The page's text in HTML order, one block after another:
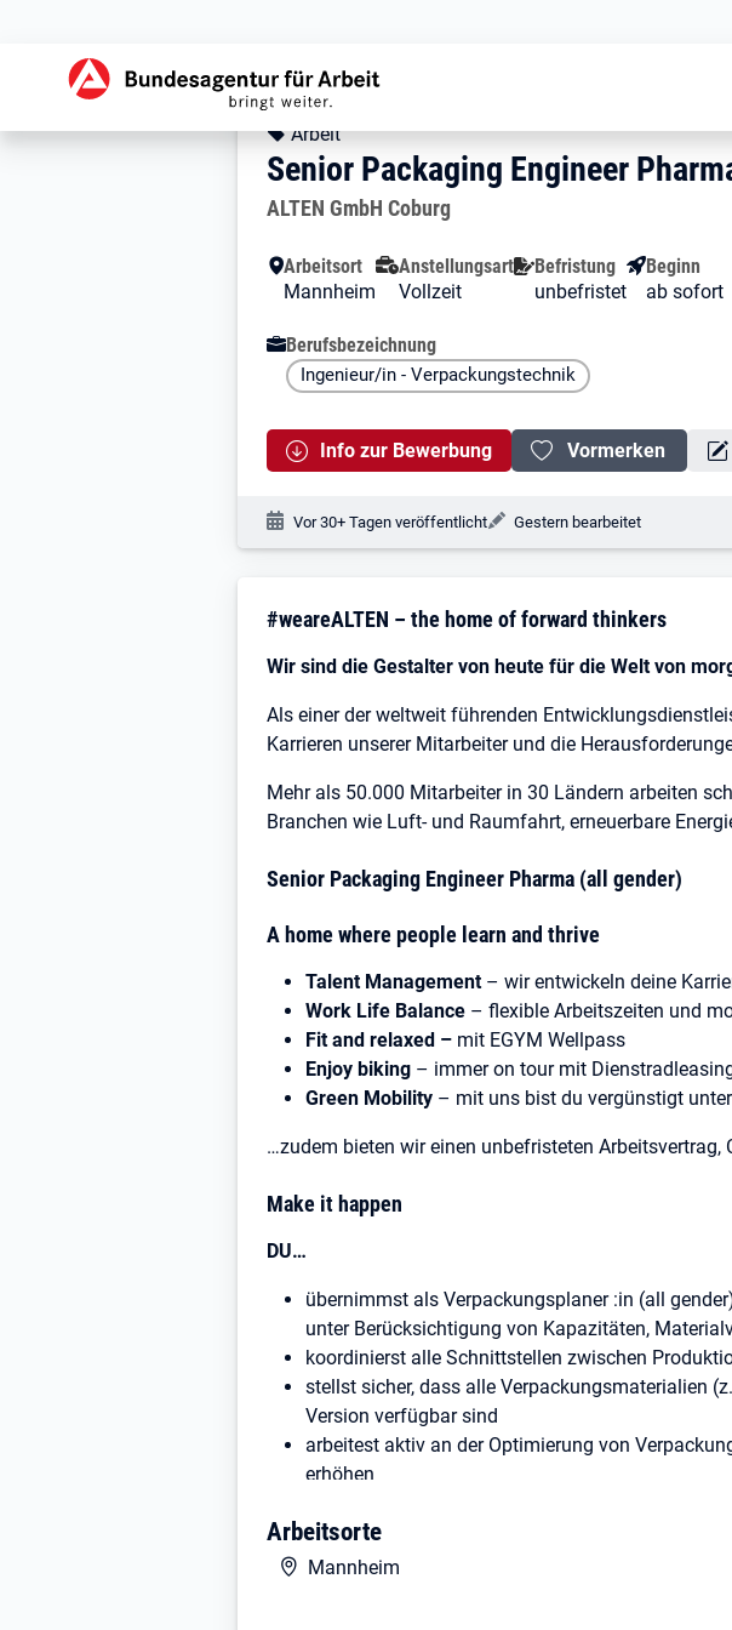
Stellendetails zu: Senior
Senior Packaging Engineer
Senior Packaging Engineer
Kopfbereich
Angebotsart:
Arbeit
Senior Packaging Engineer
Arbeitgeber:
ALTEN GmbH Coburg
Besondere Merkmale
Arbeitsort
Mannheim
Anstellungsart
Vollzeit
Befristung
unbefristet
Beginn
ab sofort
Berufsbezeichnung
Ingenieur/in - Verpackungstechnik
Info zur Bewerbung Vormerken
Veröffentlichungsdatum:
Vor 30+ Tagen veröffentlicht Änderungsdatum:
Gestern bearbeitet
Stellenbeschreibung
#weareALTEN – the home of forward thinkers
Wir sind die Gestalter von heute für die Welt von
Als einer der weltweit führenden
Karrieren unserer Mitarbeiter und die
Mehr als 50.000 Mitarbeiter in 30 Ländern arbeiten
Branchen wie Luft- und Raumfahrt, erneuerbare
Senior Packaging Engineer Pharma (all gender)
A home where people learn and thrive
Talent Management– wir entwickeln deine
Work Life Balance – flexible Arbeitszeiten und
Fit and relaxed – mit EGYM Wellpass
Enjoy biking – immer on tour mit
Green Mobility – mit uns bist du vergünstigt
…zudem bieten wir einen unbefristeten Arbeitsvertrag,
Make it happen
DU…
übernimmst als Verpackungsplaner :in (all
unter Berücksichtigung von Kapazitäten,
koordinierst alle Schnittstellen zwischen
stellst sicher, dass alle Verpackungsmaterialien
Version verfügbar sind
arbeitest aktiv an der Optimierung von
erhöhen
unterstützt bei Audits (intern und extern) im
Arbeitsorte
Mannheim